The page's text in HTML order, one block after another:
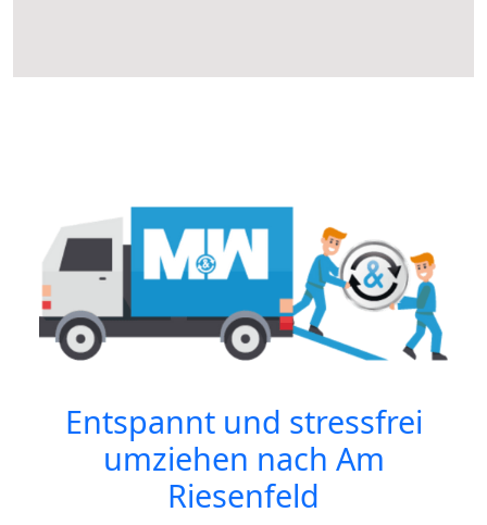
Entspannt und stressfrei
umziehen nach Am
Riesenfeld